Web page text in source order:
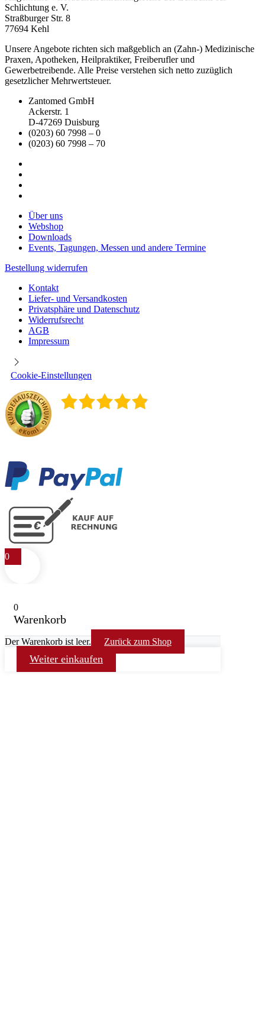
Schlichtung e. V.
Straßburger Str. 8
77694 Kehl
Unsere Angebote richten sich maßgeblich an (Zahn-) Medizinische
Praxen, Apotheken, Heilpraktiker, Freiberufler und
Gewerbetreibende. Alle Preise verstehen sich netto zuzüglich
gesetzlicher Mehrwertsteuer.
Zantomed GmbH
Ackerstr. 1
D-47269 Duisburg
(0203) 60 7998 – 0
(0203) 60 7998 – 70
Über uns
Webshop
Downloads
Events, Tagungen, Messen und andere Termine
Bestellung widerrufen
Kontakt
Liefer- und Versandkosten
Privatsphäre und Datenschutz
Widerrufsrecht
AGB
Impressum
Cookie-Einstellungen
0
0
Warenkorb
Der Warenkorb ist leer. Zurück zum Shop
Weiter einkaufen